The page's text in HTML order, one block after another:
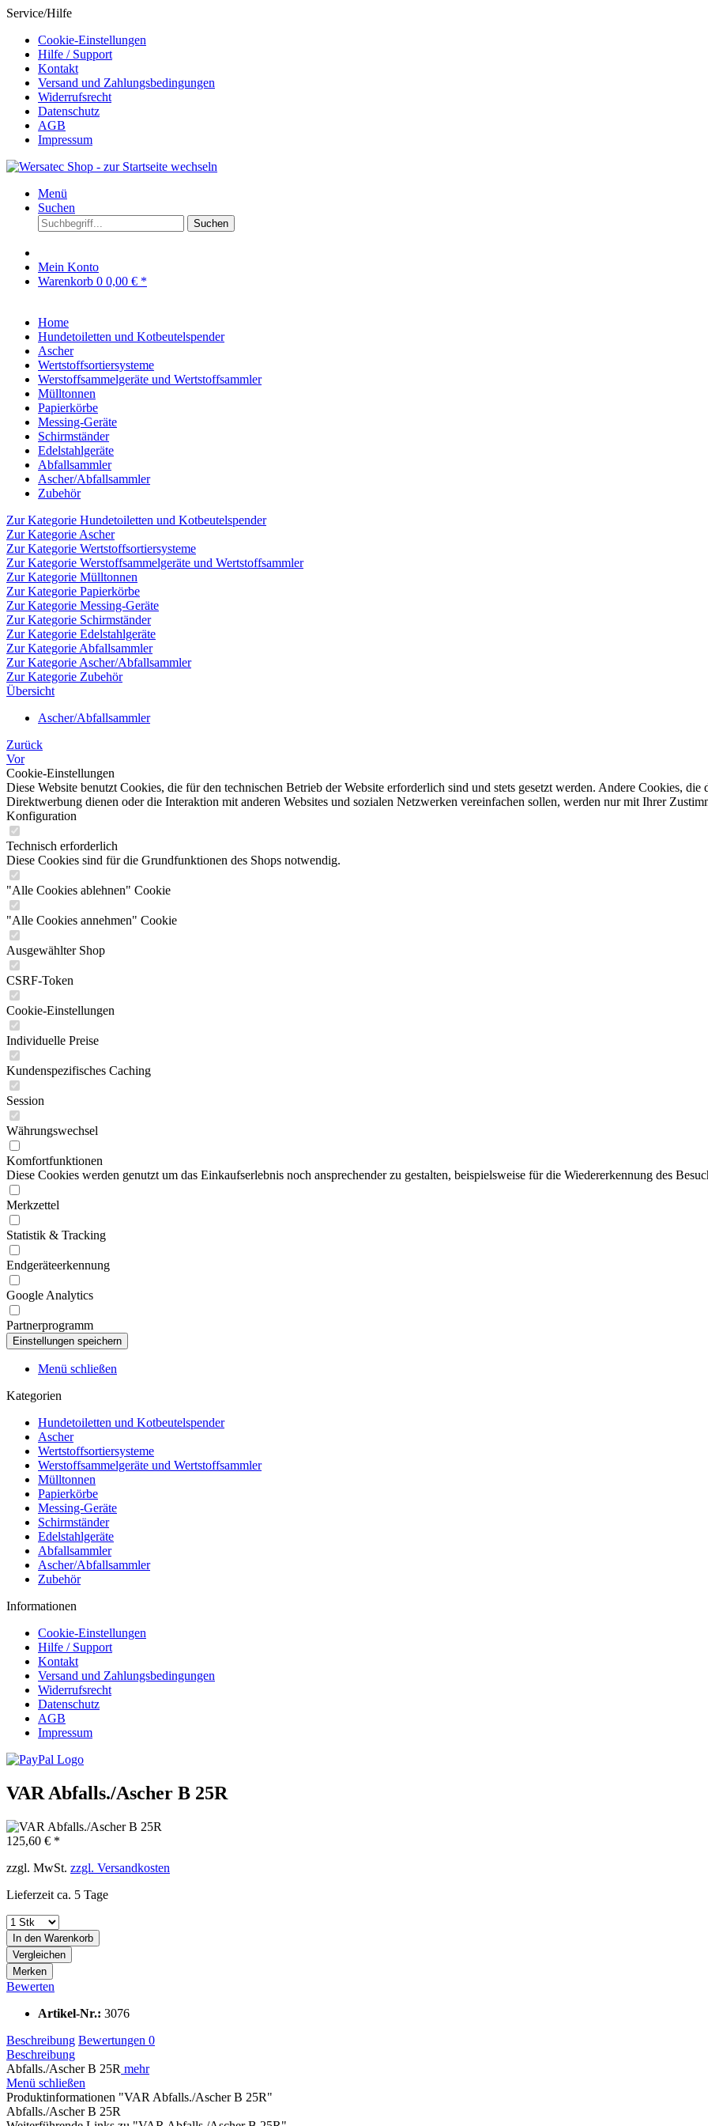
Service/Hilfe
Cookie-Einstellungen
Hilfe / Support
Kontakt
Versand und Zahlungsbedingungen
Widerrufsrecht
Datenschutz
AGB
Impressum
Menü
Suchen
Suchen
Mein Konto
Warenkorb 0 0,00 € *
Home
Hundetoiletten und Kotbeutelspender
Ascher
Wertstoffsortiersysteme
Werstoffsammelgeräte und Wertstoffsammler
Mülltonnen
Papierkörbe
Messing-Geräte
Schirmständer
Edelstahlgeräte
Abfallsammler
Ascher/Abfallsammler
Zubehör
Zur Kategorie Hundetoiletten und Kotbeutelspender
Zur Kategorie Ascher
Zur Kategorie Wertstoffsortiersysteme
Zur Kategorie Werstoffsammelgeräte und Wertstoffsammler
Zur Kategorie Mülltonnen
Zur Kategorie Papierkörbe
Zur Kategorie Messing-Geräte
Zur Kategorie Schirmständer
Zur Kategorie Edelstahlgeräte
Zur Kategorie Abfallsammler
Zur Kategorie Ascher/Abfallsammler
Zur Kategorie Zubehör
Übersicht
Ascher/Abfallsammler
Zurück
Vor
Cookie-Einstellungen
Diese Website benutzt Cookies, die für den technischen Betrieb der Website erforderlich sind und stets gesetzt werden. Andere Cookies,
Direktwerbung dienen oder die Interaktion mit anderen Websites und sozialen Netzwerken vereinfachen sollen, werden nur mit Ihrer
Konfiguration
Technisch erforderlich
Diese Cookies sind für die Grundfunktionen des Shops notwendig.
"Alle Cookies ablehnen" Cookie
"Alle Cookies annehmen" Cookie
Ausgewählter Shop
CSRF-Token
Cookie-Einstellungen
Individuelle Preise
Kundenspezifisches Caching
Session
Währungswechsel
Komfortfunktionen
Diese Cookies werden genutzt um das Einkaufserlebnis noch ansprechender zu gestalten, beispielsweise für die Wiedererkennung des
Merkzettel
Statistik & Tracking
Endgeräteerkennung
Google Analytics
Partnerprogramm
Menü schließen
Kategorien
Hundetoiletten und Kotbeutelspender
Ascher
Wertstoffsortiersysteme
Werstoffsammelgeräte und Wertstoffsammler
Mülltonnen
Papierkörbe
Messing-Geräte
Schirmständer
Edelstahlgeräte
Abfallsammler
Ascher/Abfallsammler
Zubehör
Informationen
Cookie-Einstellungen
Hilfe / Support
Kontakt
Versand und Zahlungsbedingungen
Widerrufsrecht
Datenschutz
AGB
Impressum
VAR Abfalls./Ascher B 25R
125,60 € *
zzgl. MwSt. zzgl. Versandkosten
Lieferzeit ca. 5 Tage
In den Warenkorb
Vergleichen
Merken
Bewerten
Artikel-Nr.: 3076
Beschreibung Bewertungen 0
Beschreibung
Abfalls./Ascher B 25R mehr
Menü schließen
Produktinformationen "VAR Abfalls./Ascher B 25R"
Abfalls./Ascher B 25R